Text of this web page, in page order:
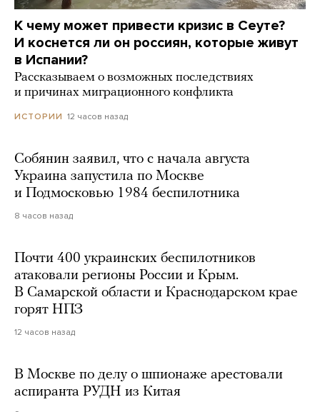
К чему может привести кризис в Сеуте?
И коснется ли он россиян, которые живут
в Испании?
Рассказываем о возможных последствиях
и причинах миграционного конфликта
ИСТОРИИ 12 часов назад
Собянин заявил, что с начала августа
Украина запустила по Москве
и Подмосковью 1984 беспилотника
8 часов назад
Почти 400 украинских беспилотников
атаковали регионы России и Крым.
В Самарской области и Краснодарском крае
горят НПЗ
12 часов назад
В Москве по делу о шпионаже арестовали
аспиранта РУДН из Китая